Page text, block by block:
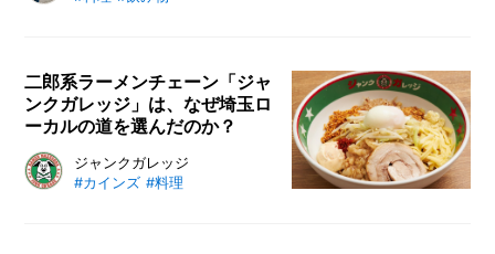
Z
-
S
T
A
F
二郎系ラーメンチェーン「ジャ
ンクガレッジ」は、なぜ埼玉ロ
ーカルの道を選んだのか？
埼玉県を中心にチェーン展開する、
濃厚ガッツリ系ラーメンチェーン
ジャンクガレッジ
#カインズ #料理